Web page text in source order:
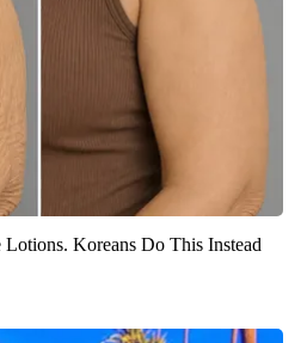
Koreans Do This Instead